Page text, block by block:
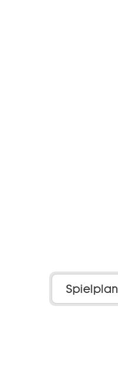
Spielplan